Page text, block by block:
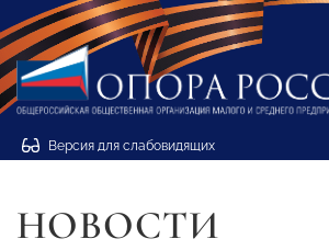
Версия для слабовидящих
НОВОСТИ